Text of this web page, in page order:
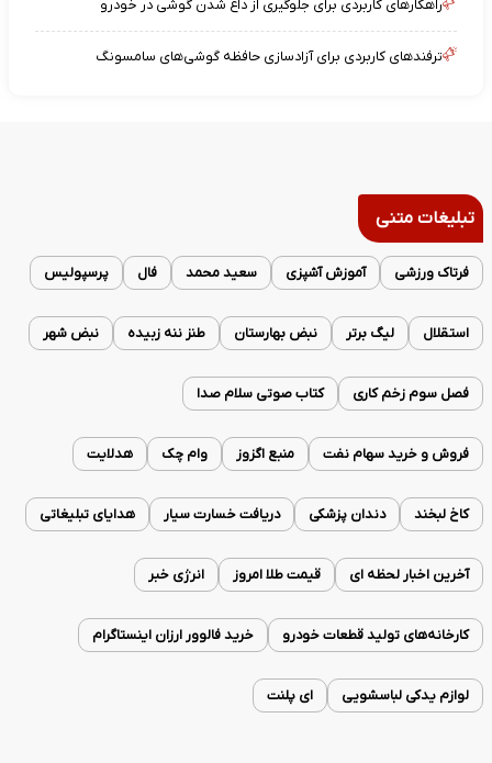
راهکارهای کاربردی برای جلوگیری از داغ شدن گوشی در خودرو
ترفندهای کاربردی برای آزادسازی حافظه گوشی‌های سامسونگ
تبلیغات متنی
فرتاک ورزشی آموزش آشپزی سعید محمد فال پرسپولیس
استقلال لیگ برتر نبض بهارستان طنز ننه زبیده نبض شهر
فصل سوم زخم کاری کتاب صوتی سلام صدا
فروش و خرید سهام نفت منبع اگزوز وام چک هدلایت
کاخ لبخند دندان پزشکی دریافت خسارت سیار هدایای تبلیغاتی
آخرین اخبار لحظه ای قیمت طلا امروز انرژی خبر
کارخانه‌های تولید قطعات خودرو خرید فالوور ارزان اینستاگرام
لوازم یدکی لباسشویی ای پلنت